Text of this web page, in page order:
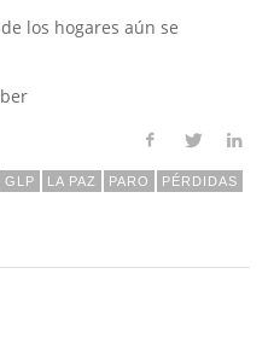
los hogares aún se
GLP LA PAZ PARO
PÉRDIDAS